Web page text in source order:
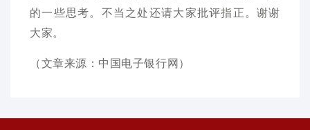
的一些思考。不当之处还请大家批评指正。谢谢
大家。
（文章来源：中国电子银行网）